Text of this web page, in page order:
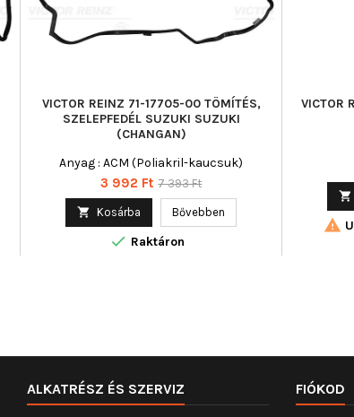
VICTOR REINZ 71-17705-00 TÖMÍTÉS,
SZELEPFEDÉL SUZUKI SUZUKI
(CHANGAN)
Anyag : ACM (Poliakril-kaucsuk)
Ár
3 992 Ft Normál
7 393 Ft
 Kosárba Bővebben
 Raktáron
VICTOR


ALKATRÉSZ ÉS SZERVIZ FIÓKOD